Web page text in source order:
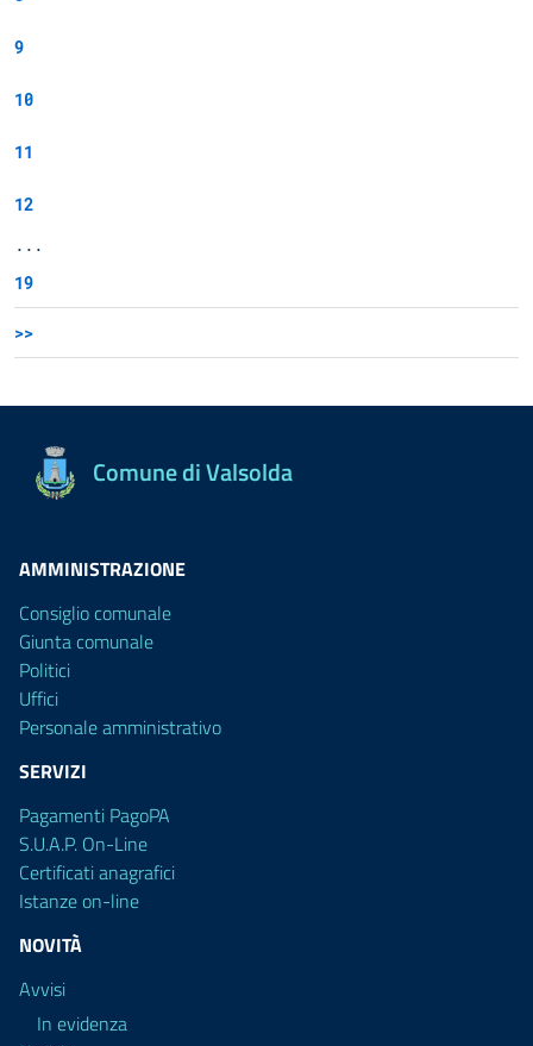
9
10
11
12
...
19
>>
Comune di Valsolda
AMMINISTRAZIONE
Consiglio comunale
Giunta comunale
Politici
Uffici
Personale amministrativo
SERVIZI
Pagamenti PagoPA
S.U.A.P. On-Line
Certificati anagrafici
Istanze on-line
NOVITÀ
Avvisi
In evidenza